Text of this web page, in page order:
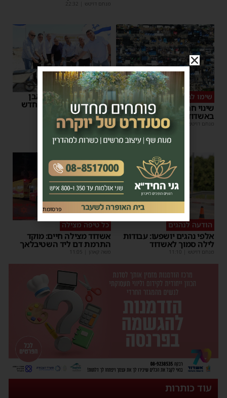
מנחם דויטש 22:32
שימו לב
שינוי חריג במועד השוק
באשדוד – זה התאריך החדש
מנחם דויטש
רשות המסים הניחה אבן
פינה למתקן הבידוק החדש
בבית המכס אשדוד
משה קאהן |
15:37
הודעה לנהגים
אלפי נהגים יושפעו: עבודות
לילה סמוך לאשדוד
מנחם דויטש
כל טיפה מצילה
אשדוד מצילה חיים: מוקד
התרמת דם ליד השטיבלאך
משה קאהן 11:05
עוד כותרות
פרסומת